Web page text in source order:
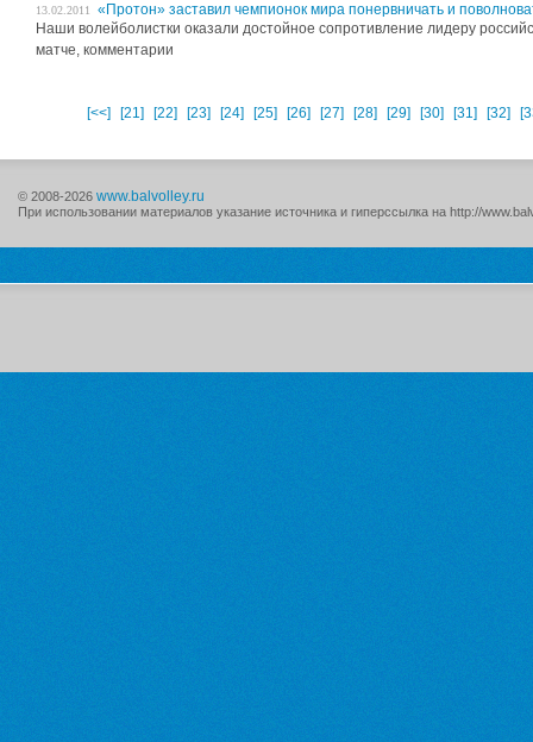
13.02.2011
«Протон» заставил чемпионок мира понервничать и
Наши волейболистки оказали достойное сопротивление лидеру
матче, комментарии
[<<] [21] [22] [23] [24] [25] [26] [27] [28] [29] [30] [31] [32]
© 2008-2026 www.balvolley.ru
При использовании материалов указание источника и гиперссылка на http://